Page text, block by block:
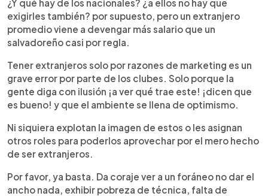
¿Y qué hay de los nacionales? ¿a ellos no hay que
exigirles también? por supuesto, pero un extranjero
promedio viene a devengar más salario que un
salvadoreño casi por regla.
Tener extranjeros solo por razones de marketing es un
grave error por parte de los clubes. Solo porque la
gente diga con ilusión ¡a ver qué trae este! ¡dicen que
es bueno! y que el ambiente se llena de optimismo.
Ni siquiera explotan la imagen de estos o les asignan
otros roles para poderlos aprovechar por el mero hecho
de ser extranjeros.
Por favor, ya basta. Da coraje ver a un foráneo no dar el
ancho nada, exhibir pobreza de técnica, falta de